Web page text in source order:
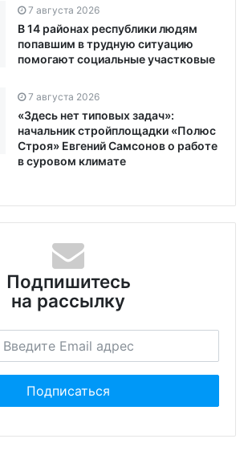
7 августа 2026
В 14 районах республики людям
попавшим в трудную ситуацию
помогают социальные участковые
7 августа 2026
«Здесь нет типовых задач»:
начальник стройплощадки «Полюс
Строя» Евгений Самсонов о работе
в суровом климате
Подпишитесь
на рассылку